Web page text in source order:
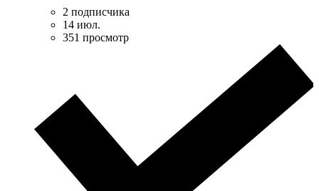
2 подписчика
14 июл.
351 просмотр